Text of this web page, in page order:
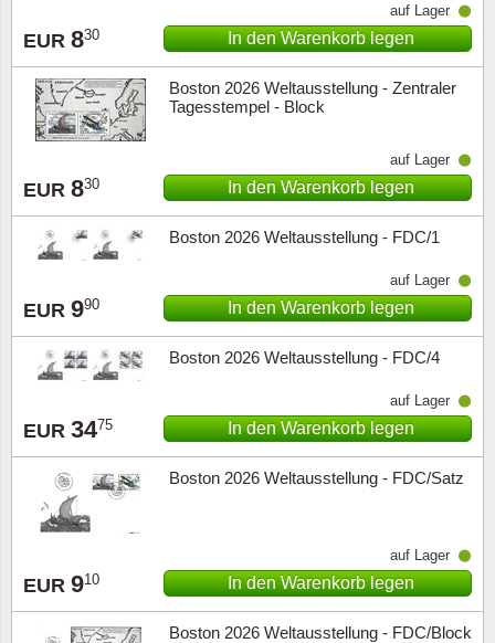
EUR 830
auf Lager
In den Warenkorb legen
Boston 2026 Weltausstellung - Zentraler
Tagesstempel - Block
EUR 830
auf Lager
In den Warenkorb legen
Boston 2026 Weltausstellung - FDC/1
EUR 990
auf Lager
In den Warenkorb legen
Boston 2026 Weltausstellung - FDC/4
EUR 3475
auf Lager
In den Warenkorb legen
Boston 2026 Weltausstellung - FDC/Satz
EUR 910
auf Lager
In den Warenkorb legen
Boston 2026 Weltausstellung - FDC/Block